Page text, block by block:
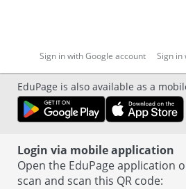
Sign in with Google account Sign in
EduPage is also available as a
Login via mobile application
Open the EduPage application
scan and scan this QR code: